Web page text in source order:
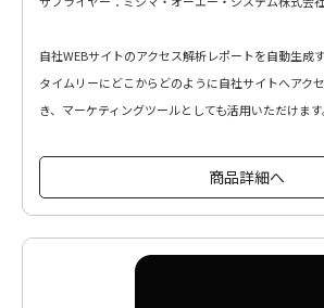
自社WEBサイトのアクセス解析レポートを自動生成
タイムリーにどこからどのように自社サイトへアク
き、マーケティングツールとしても活用いただけます
商品詳細へ